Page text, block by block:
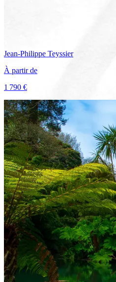
Jean-Philippe Teyssier
À partir de
1 790 €
Voir le voyage